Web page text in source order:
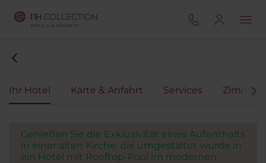
Ihr Hotel Karte & Anfahrt Services Zimmer
Genießen Sie die Exklusivität eines Aufenthalts
in einer alten Kirche, die umgestaltet wurde in
ein Hotel mit Rooftop-Pool im modernen